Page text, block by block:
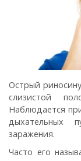
Острый
слизистой
Наблюдается
дыхательных
заражения.
Часто его